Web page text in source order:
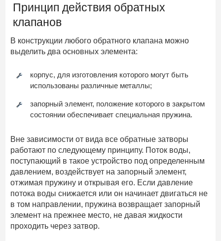
Принцип действия обратных
клапанов
В конструкции любого обратного клапана можно
выделить два основных элемента:
корпус, для изготовления которого могут быть
использованы различные металлы;
запорный элемент, положение которого в закрытом
состоянии обеспечивает специальная пружина.
Вне зависимости от вида все обратные затворы
работают по следующему принципу. Поток воды,
поступающий в такое устройство под определенным
давлением, воздействует на запорный элемент,
отжимая пружину и открывая его. Если давление
потока воды снижается или он начинает двигаться не
в том направлении, пружина возвращает запорный
элемент на прежнее место, не давая жидкости
проходить через затвор.